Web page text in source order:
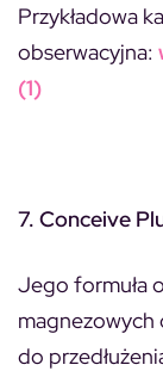
Przykładowa
obserwacyjna:
(1)
7. Conceive
Jego formuła
magnezowych
do